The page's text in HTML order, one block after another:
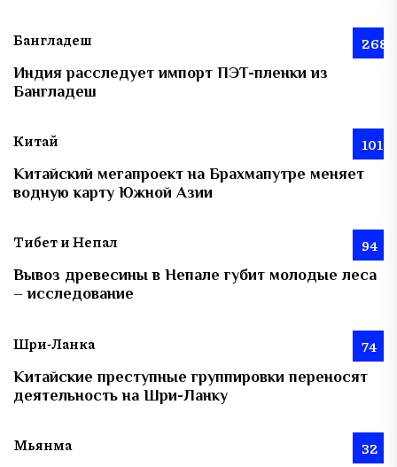
Бангладеш 268
Индия расследует импорт ПЭТ-пленки из
Бангладеш
Китай 101
Китайский мегапроект на Брахмапутре меняет
водную карту Южной Азии
Тибет и Непал 94
Вывоз древесины в Непале губит молодые леса
– исследование
Шри-Ланка 74
Китайские преступные группировки переносят
деятельность на Шри-Ланку
Мьянма 32